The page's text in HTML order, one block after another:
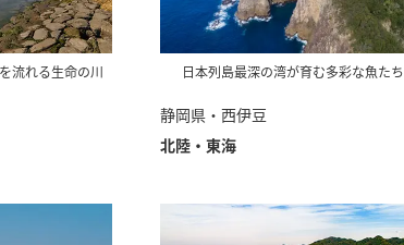
流れる生命の川 日本列島最深の湾が育む多彩な魚たち
静岡県・西伊豆
北陸・東海